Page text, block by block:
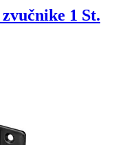
1 St.